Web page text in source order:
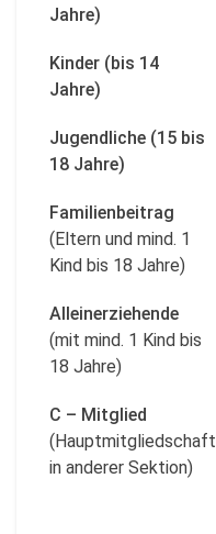
Jahre)
Kinder (bis 14
Jahre)
Jugendliche (15 bis
18 Jahre)
Familienbeitrag
(Eltern und mind. 1
Kind bis 18 Jahre)
Alleinerziehende
(mit mind. 1 Kind bis
18 Jahre)
C – Mitglied
(Hauptmitgliedschaft
in anderer Sektion)